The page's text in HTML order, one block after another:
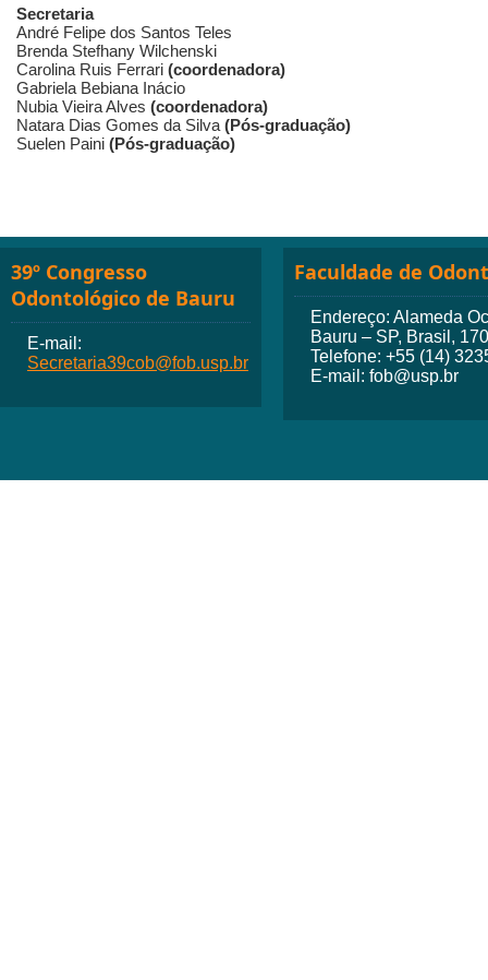
Secretaria
André Felipe dos Santos Teles
Brenda Stefhany Wilchenski
Carolina Ruis Ferrari (coordenadora)
Gabriela Bebiana Inácio
Nubia Vieira Alves (coordenadora)
Natara Dias Gomes da Silva (Pós-graduação)
Suelen Paini (Pós-graduação)
39º Congresso
Odontológico de Bauru
E-mail:
Secretaria39cob@fob.usp.br
Faculdade de
Endereço: Alameda
Bauru – SP, Brasil,
Telefone: +55 (14)
E-mail: fob@usp.br